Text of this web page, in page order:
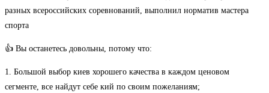
разных всероссийских соревнований, выполнил норматив мастера
спорта
👍 Вы останетесь довольны, потому что:
1. Большой выбор киев хорошего качества в каждом ценовом
сегменте, все найдут себе кий по своим пожеланиям;